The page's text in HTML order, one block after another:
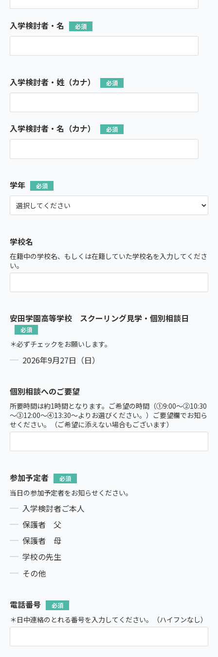
入学検討者・名
入学検討者・姓（カナ）
入学検討者・名（カナ）
学年
学校名
在籍中の学校名、もしくは在籍していた学校名を入力してくださ
い。
安田学園高等学校 スクーリング見学・個別相談日
＊必ずチェックをお願いします。
2026年9月27日（日）
個別相談へのご要望
所要時間は約1時間となります。ご希望の時間（①9:00～②10:30
～③12:00～④13:30～よりお選びください。）ご要望欄でお知ら
せください。（ご希望に添えない場合もございます）
参加予定者
当日の参加予定者をお知らせください。
入学検討者ご本人
保護者 父
保護者 母
学校の先生
その他
電話番号
＊日中連絡のとれる番号を入力してください。（ハイフンなし）